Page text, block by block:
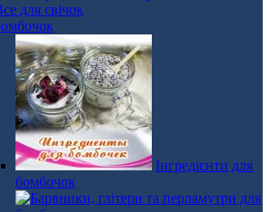
Інгредієнти для
бомбочок